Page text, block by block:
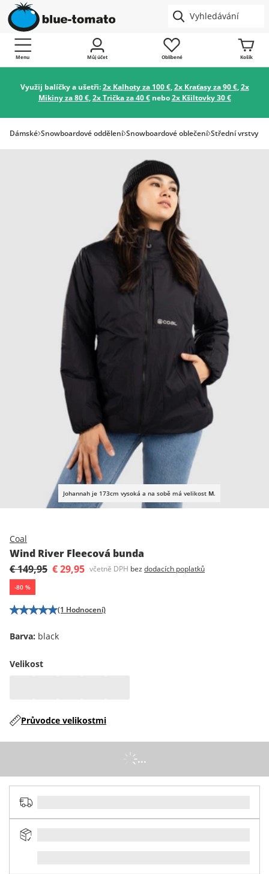
Menu Můj účet Oblíbené Košík
Využij balíčky a ušetři:2x Kalhoty za 100 €,2x Kraťasy za 90 €,2x
Mikiny za 80 €,2x Trička za 40 €nebo2x Kšiltovky 30 €
Dámské Snowboardové oddělení Snowboardové oblečení Střední vrstvy
Johannah je 173cm vysoká a na sobě má velikost M.
Coal
Wind River Fleecová bunda
€ 149,95 € 29,95 včetně DPH bez dodacích poplatků
-80 %
(1 Hodnocení)
Barva: black
Velikost
Průvodce velikostmi
...